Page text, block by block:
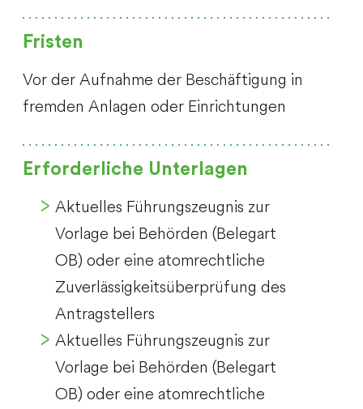
Fristen
Vor der Aufnahme der Beschäftigung in
fremden Anlagen oder Einrichtungen
Erforderliche Unterlagen
Aktuelles Führungszeugnis zur
Vorlage bei Behörden (Belegart
OB) oder eine atomrechtliche
Zuverlässigkeitsüberprüfung des
Antragstellers
Aktuelles Führungszeugnis zur
Vorlage bei Behörden (Belegart
OB) oder eine atomrechtliche